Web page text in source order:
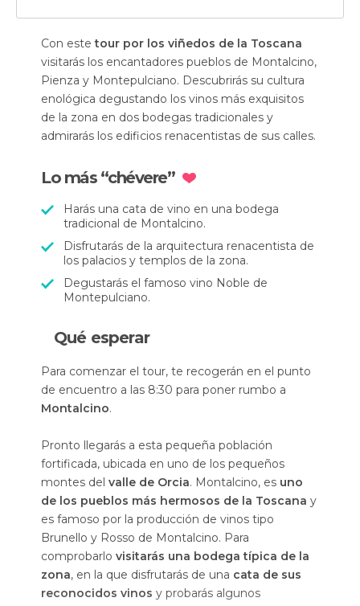
Con estetour por los viñedos de la Toscana
visitarás los encantadores pueblos de Montalcino,
Pienza y Montepulciano. Descubrirás su cultura
enológica degustando los vinos más exquisitos
de la zona en dos bodegas tradicionales y
admirarás los edificios renacentistas de sus calles.
Lo más “chévere”
Harás una cata de vino en una bodega
tradicional de Montalcino.
Disfrutarás de la arquitectura renacentista de
los palacios y templos de la zona.
Degustarás el famoso vino Noble de
Montepulciano.
Qué esperar
Para comenzar el tour, te recogerán en el punto
de encuentro a las 8:30 para poner rumbo a
Montalcino.
Pronto llegarás a esta pequeña población
fortificada, ubicada en uno de los pequeños
montes del valle de Orcia. Montalcino, es uno
de los pueblos más hermosos de la Toscana y
es famoso por la producción de vinos tipo
Brunello y Rosso de Montalcino. Para
comprobarlo visitarás una bodega típica de la
zona, en la que disfrutarás de una cata de sus
reconocidos vinos y probarás algunos